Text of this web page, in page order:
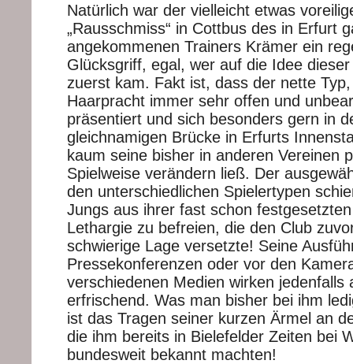
Natürlich war der vielleicht etwas
„Rausschmiss“ in Cottbus des in Erfurt
angekommenen Trainers Krämer ein
Glücksgriff, egal, wer auf die Idee
zuerst kam. Fakt ist, dass der nette
Haarpracht immer sehr offen und
präsentiert und sich besonders gern in
gleichnamigen Brücke in Erfurts
kaum seine bisher in anderen Vereinen
Spielweise verändern ließ. Der
den unterschiedlichen Spielertypen
Jungs aus ihrer fast schon
Lethargie zu befreien, die den Club
schwierige Lage versetzte! Seine
Pressekonferenzen oder vor den
verschiedenen Medien wirken jedenfalls
erfrischend. Was man bisher bei ihm
ist das Tragen seiner kurzen Ärmel an
die ihm bereits in Bielefelder Zeiten bei
bundesweit bekannt machten!